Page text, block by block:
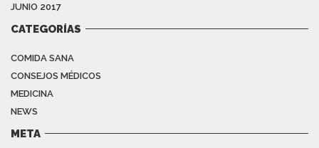
JUNIO 2017
CATEGORÍAS
COMIDA SANA
CONSEJOS MÉDICOS
MEDICINA
NEWS
META